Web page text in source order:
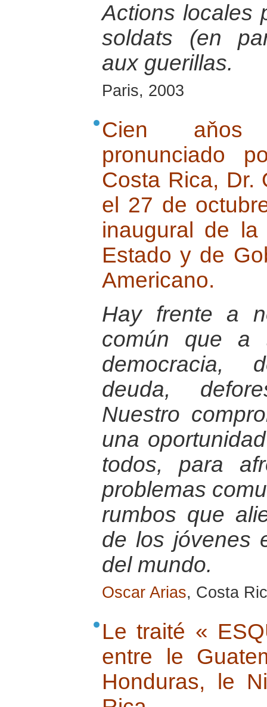
Actions locales
soldats (en
aux guerillas.
Paris, 2003
Cien aňos
pronunciado
Costa Rica, Dr.
el 27 de
inaugural de
Estado y de
Americano.
Hay frente a
común que a
democracia,
deuda,
Nuestro
una
todos, para
problemas
rumbos que
de los jóvenes
del mundo.
Oscar Arias, Costa
Le traité «
entre le
Honduras, le